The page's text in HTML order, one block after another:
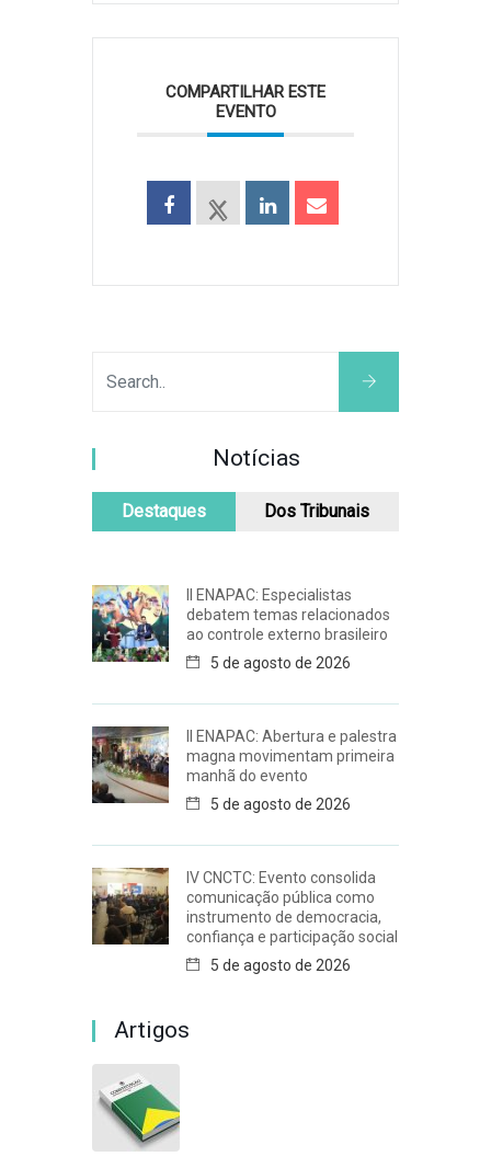
COMPARTILHAR ESTE
EVENTO
Notícias
Destaques Dos Tribunais
II ENAPAC: Especialistas
debatem temas relacionados
ao controle externo brasileiro
5 de agosto de 2026
II ENAPAC: Abertura e palestra
magna movimentam primeira
manhã do evento
5 de agosto de 2026
IV CNCTC: Evento consolida
comunicação pública como
instrumento de democracia,
confiança e participação social
5 de agosto de 2026
Artigos